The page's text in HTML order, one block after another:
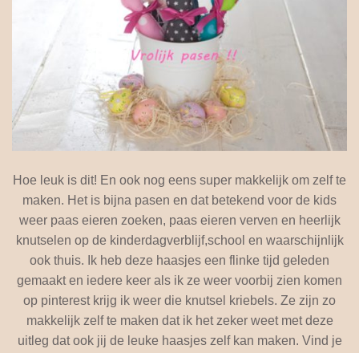
Hoe leuk is dit! En ook nog eens super makkelijk om zelf te
maken. Het is bijna pasen en dat betekend voor de kids
weer paas eieren zoeken, paas eieren verven en heerlijk
knutselen op de kinderdagverblijf,school en waarschijnlijk
ook thuis. Ik heb deze haasjes een flinke tijd geleden
gemaakt en iedere keer als ik ze weer voorbij zien komen
op pinterest krijg ik weer die knutsel kriebels. Ze zijn zo
makkelijk zelf te maken dat ik het zeker weet met deze
uitleg dat ook jij de leuke haasjes zelf kan maken. Vind je